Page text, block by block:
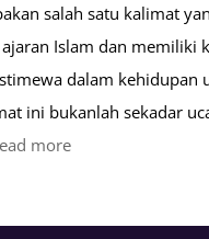
salah satu kalimat
Islam dan memiliki
dalam kehidupan
ini bukanlah sekadar
more: